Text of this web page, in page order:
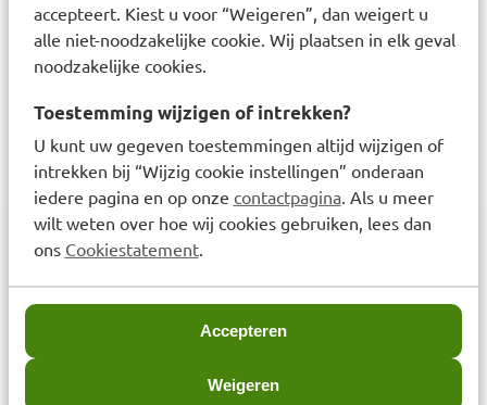
accepteert. Kiest u voor “Weigeren”, dan weigert u
alle niet-noodzakelijke cookie. Wij plaatsen in elk geval
noodzakelijke cookies.
Toestemming wijzigen of intrekken?
U kunt uw gegeven toestemmingen altijd wijzigen of
intrekken bij “Wijzig cookie instellingen” onderaan
iedere pagina en op onze contactpagina. Als u meer
wilt weten over hoe wij cookies gebruiken, lees dan
ons Cookiestatement.
Accepteren
Weigeren
Ontdek onze services
Inschrijven bij uw BENU Apotheek
Medicijnen afhalen en bezorgen
Aanmelden afhaalservice
Herhaalservice met recept
Medicijnoverzicht aanvragen
Beoordeling BENU Webshop